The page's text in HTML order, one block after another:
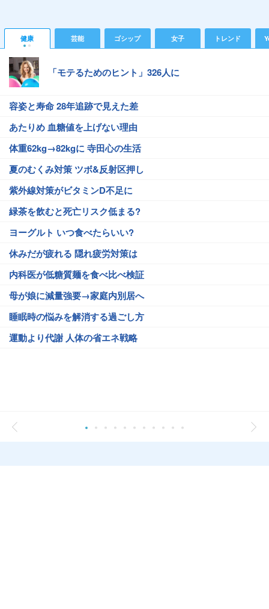
健康 芸能 ゴシップ 女子 トレンド
「モテるためのヒント」326人に
容姿と寿命 28年追跡で見えた差
あたりめ 血糖値を上げない理由
体重62kg→82kgに 寺田心の生活
夏のむくみ対策 ツボ&反射区押し
紫外線対策がビタミンD不足に
緑茶を飲むと死亡リスク低まる?
ヨーグルト いつ食べたらいい?
休みだが疲れる 隠れ疲労対策は
内科医が低糖質麺を食べ比べ検証
母が娘に減量強要→家庭内別居へ
睡眠時の悩みを解消する過ごし方
運動より代謝 人体の省エネ戦略